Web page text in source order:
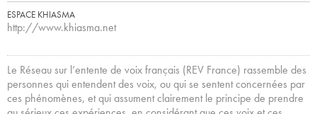
ESPACE KHIASMA
http://www.khiasma.net
Le Réseau sur l’entente de voix français (REV France) rassemble des
personnes qui entendent des voix, ou qui se sentent concernées par
ces phénomènes, et qui assument clairement le principe de prendre